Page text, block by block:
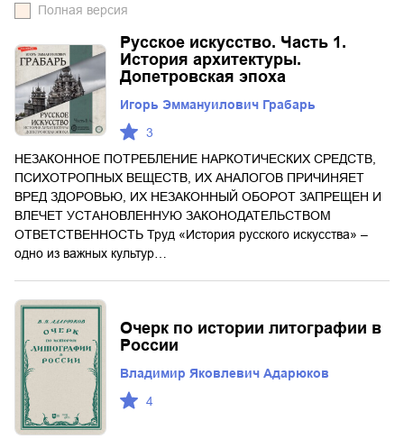
Полная версия
Русское искусство. Часть 1.
История архитектуры.
Допетровская эпоха
Игорь Эммануилович Грабарь
3
НЕЗАКОННОЕ ПОТРЕБЛЕНИЕ НАРКОТИЧЕСКИХ СРЕДСТВ,
ПСИХОТРОПНЫХ ВЕЩЕСТВ, ИХ АНАЛОГОВ ПРИЧИНЯЕТ
ВРЕД ЗДОРОВЬЮ, ИХ НЕЗАКОННЫЙ ОБОРОТ ЗАПРЕЩЕН И
ВЛЕЧЕТ УСТАНОВЛЕННУЮ ЗАКОНОДАТЕЛЬСТВОМ
ОТВЕТСТВЕННОСТЬ Труд «История русского искусства» –
одно из важных культур…
Очерк по истории литографии в
России
Владимир Яковлевич Адарюков
4